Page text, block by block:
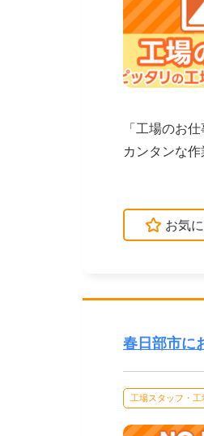
「工場のお
カンタンな
お気
春日部市に
工場スタッフ・工